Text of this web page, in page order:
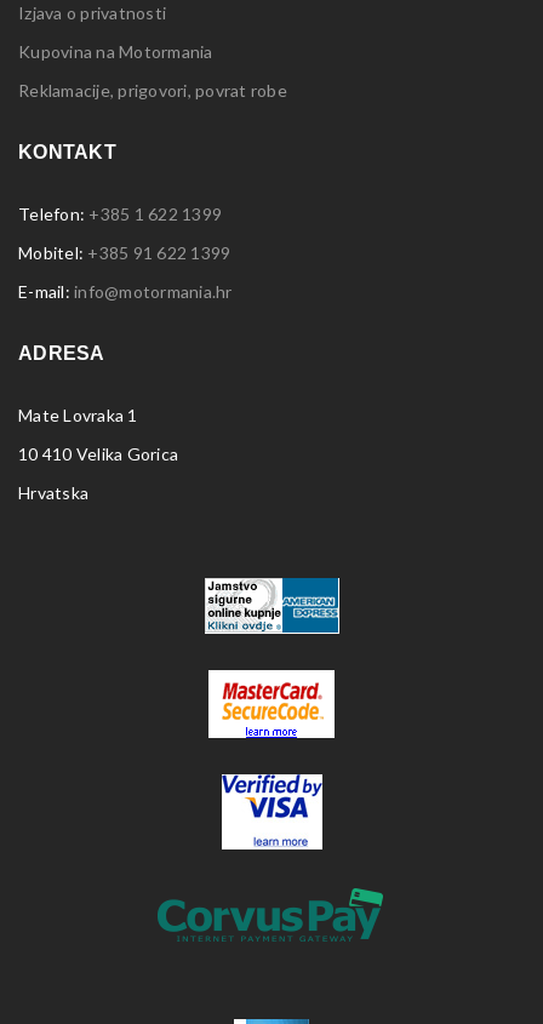
Izjava o privatnosti
Kupovina na Motormania
Reklamacije, prigovori, povrat robe
KONTAKT
Telefon: +385 1 622 1399
Mobitel: +385 91 622 1399
E-mail: info@motormania.hr
ADRESA
Mate Lovraka 1
10 410 Velika Gorica
Hrvatska